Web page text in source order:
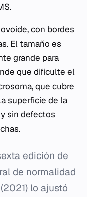
con bordes
El tamaño es
grande para
que dificulte el
que cubre
superficie de la
sin defectos
edición de
de normalidad
lo ajustó